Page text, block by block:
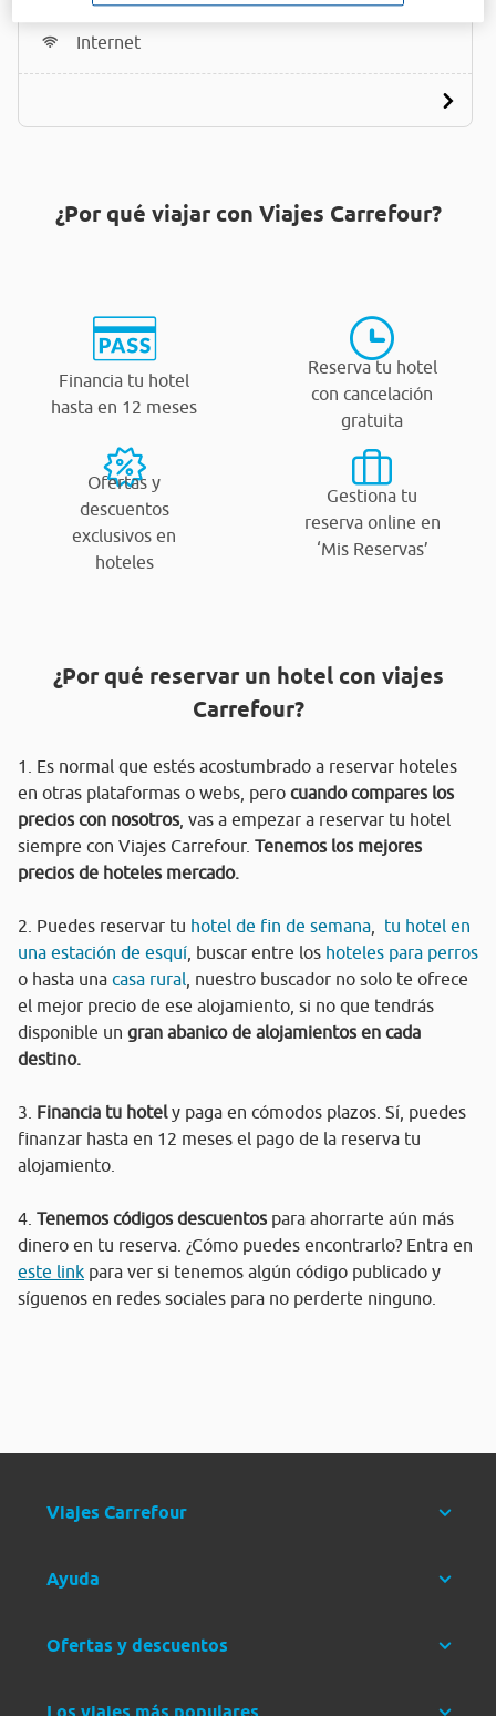
Salas de reuniones
Internet
¿Por qué viajar con Viajes Carrefour?
Financia tu hotel
hasta en 12 meses
Reserva tu hotel
con cancelación
gratuita
Ofertas y
descuentos
exclusivos en
hoteles
Gestiona tu
reserva online en
‘Mis Reservas’
¿Por qué reservar un hotel con viajes
Carrefour?
1. Es normal que estés acostumbrado a reservar hoteles
en otras plataformas o webs, pero cuando compares los
precios con nosotros, vas a empezar a reservar tu hotel
siempre con Viajes Carrefour. Tenemos los mejores
precios de hoteles mercado.
2. Puedes reservar tu hotel de fin de semana
tu hotel en
una estación de esquí , buscar entre los hoteles para perros
o hasta una casa rural , nuestro buscador no solo te ofrece
el mejor precio de ese alojamiento, si no que tendrás
disponible un gran abanico de alojamientos en cada
destino.
3. Financia tu hotely paga en cómodos plazos. Sí, puedes
finanzar hasta en 12 meses el pago de la reserva tu
alojamiento.
4. Tenemos códigos descuentos para ahorrarte aún más
dinero en tu reserva. ¿Cómo puedes encontrarlo? Entra en
este link para ver si tenemos algún código publicado y
síguenos en redes sociales para no perderte ninguno.
Viajes Carrefour
Ayuda
Ofertas y descuentos